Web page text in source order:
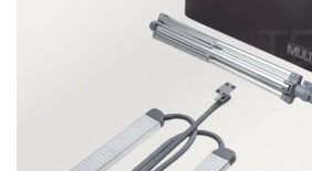
¿Has olvidado tu contraseña?
Iniciar sesión
Crear una cuenta